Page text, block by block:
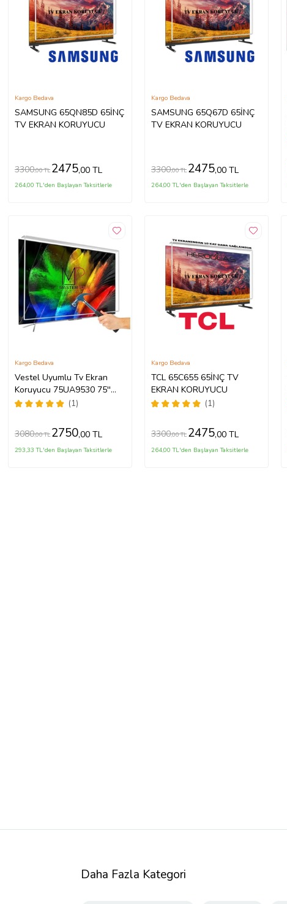
SAMSUNG 65QN85D 65İNÇ
TV EKRAN KORUYUCU
Kargo Bedava
3300,00 TL 2475,00 TL
264,00 TL'den Başlayan Taksitlerle
SAMSUNG 65Q67D 65İNÇ
TV EKRAN KORUYUCU
Kargo Bedava
3300,00 TL 2475,00 TL
264,00 TL'den Başlayan Taksitlerle
Vestel Uyumlu Tv Ekran
Koruyucu 75UA9530 75''
189 Ekran 4K Smart Android
(1)
Kargo Bedava
3080,00 TL 2750,00 TL
293,33 TL'den Başlayan Taksitlerle
TCL 65C655 65İNÇ TV
EKRAN KORUYUCU
(1)
Kargo Bedava
3300,00 TL 2475,00 TL
264,00 TL'den Başlayan Taksitlerle
Daha Fazla Kategori